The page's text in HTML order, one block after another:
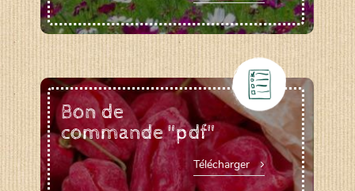
Bon de
commande "pdf"
Télécharger